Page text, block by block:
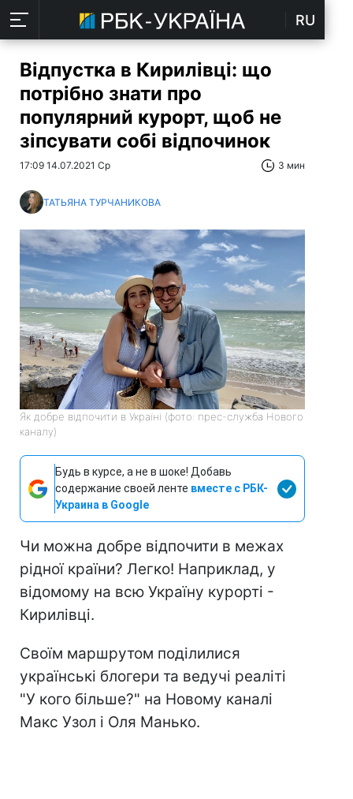
RU
Відпустка в Кирилівці: що
потрібно знати про
популярний курорт, щоб не
зіпсувати собі відпочинок
17:09 14.07.2021 Ср 3 мин
ТАТЬЯНА ТУРЧАНИКОВА
Як добре відпочити в Україні (фото: прес-служба Нового
каналу)
Будь в курсе, а не в шоке! Добавь
содержание своей ленте вместе с РБК-
Украина в Google
Чи можна добре відпочити в межах
рідної країни? Легко! Наприклад, у
відомому на всю Україну курорті -
Кирилівці.
Своїм маршрутом поділилися
українські блогери та ведучі реаліті
"У кого більше?" на Новому каналі
Макс Узол і Оля Манько.